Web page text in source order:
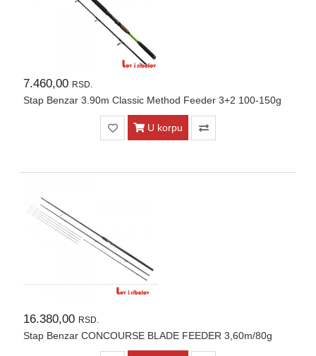
7.460,00 RSD.
Stap Benzar 3.90m Classic Method Feeder 3+2 100-150g
U korpu
16.380,00 RSD.
Stap Benzar CONCOURSE BLADE FEEDER 3,60m/80g